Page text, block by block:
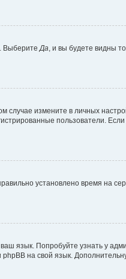
. Выберите Да , и вы будете видны
измените в личных
пользователи.
установлено время на
язык. Попробуйте узнать у
phpBB на свой язык.